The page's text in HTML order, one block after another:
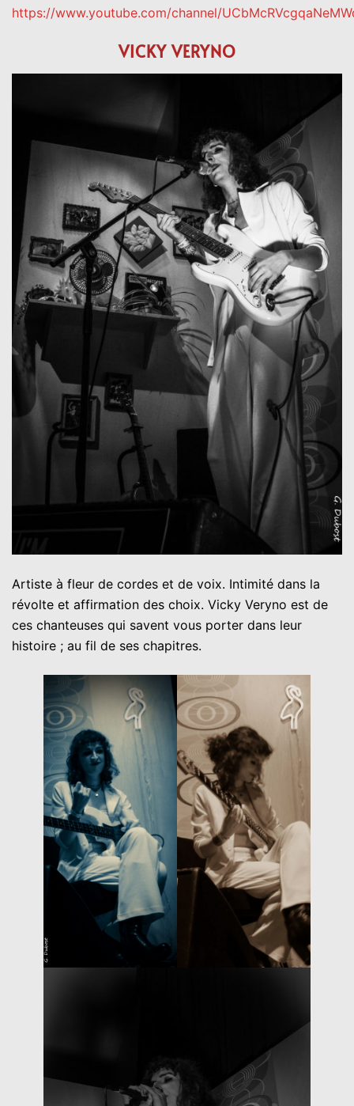
https://www.youtube.com/channel/
VICKY VERYNO
Artiste à fleur de cordes et de voix. Intimité dans la
révolte et affirmation des choix. Vicky Veryno est de
ces chanteuses qui savent vous porter dans leur
histoire ; au fil de ses chapitres.